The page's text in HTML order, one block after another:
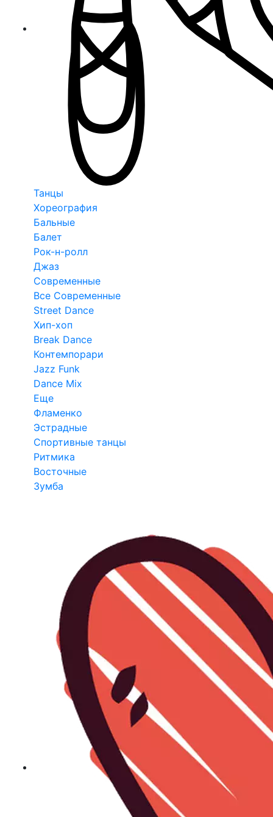
Танцы
Хореография
Бальные
Балет
Рок-н-ролл
Джаз
Современные
Все Современные
Street Dance
Хип-хоп
Break Dance
Контемпорари
Jazz Funk
Dance Mix
Еще
Фламенко
Эстрадные
Спортивные танцы
Ритмика
Восточные
Зумба